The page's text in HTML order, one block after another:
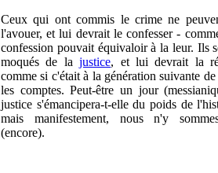
Ceux qui ont commis le crime ne
l'avouer, et lui devrait le confesser -
confession pouvait équivaloir à la leur. Ils
moqués de lajustice, et lui devrait la
comme si c'était à la génération suivante
les comptes. Peut-être un jour
justice s'émancipera-t-elle du poids de
mais manifestement, nous n'y
(encore).